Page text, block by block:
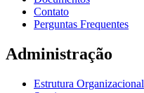
Contato
Perguntas Frequentes
Administração
Estrutura Organizacional